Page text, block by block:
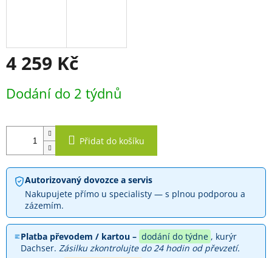
4 259 Kč
cena:
Dodání do 2 týdnů
Přidat do košíku
Autorizovaný dovozce a servis
Nakupujete přímo u specialisty — s plnou podporou a
zázemím.
Platba převodem / kartou – dodání do týdne , kurýr
Dachser. Zásilku zkontrolujte do 24 hodin od převzetí.